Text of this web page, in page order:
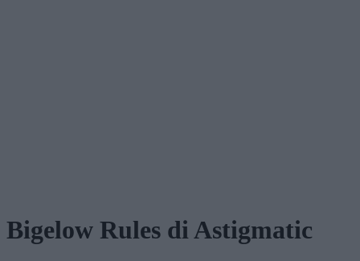
Bigelow Rules di Astigmatic